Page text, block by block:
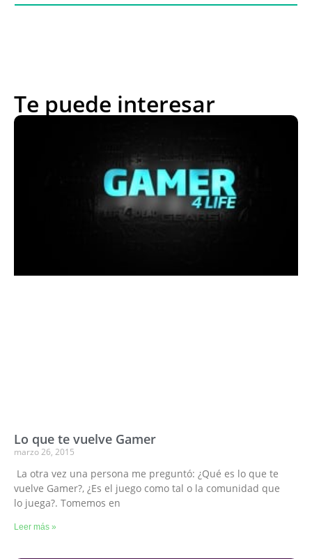
Te puede interesar
Lo que te vuelve Gamer
marzo 26, 2015
La otra vez una persona me preguntó: ¿Qué es lo que te
vuelve Gamer?, ¿Es el juego como tal o la comunidad que
lo juega?. Tomemos en
Leer más »